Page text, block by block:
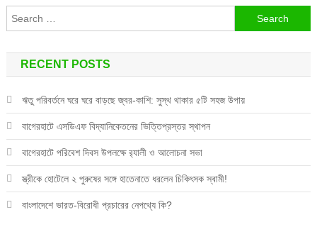
মধ্যম
Mah
ব্যাটারি
বাজারে
Search
for:
RECENT POSTS
ঋতু পরিবর্তনে ঘরে ঘরে বাড়ছে জ্বর-কাশি: সুস্থ থাকার ৫টি সহজ উপায়
বাগেরহাটে এসডিএফ বিদ্যানিকেতনের ভিত্তিপ্রস্তর স্থাপন
বাগেরহাটে পরিবেশ দিবস উপলক্ষে র‌্যালী ও আলোচনা সভা
স্ত্রীকে হোটেলে ২ পুরুষের সঙ্গে হাতেনাতে ধরলেন চিকিৎসক স্বামী!
বাংলাদেশে ভারত-বিরোধী প্রচারের নেপথ্যে কি?